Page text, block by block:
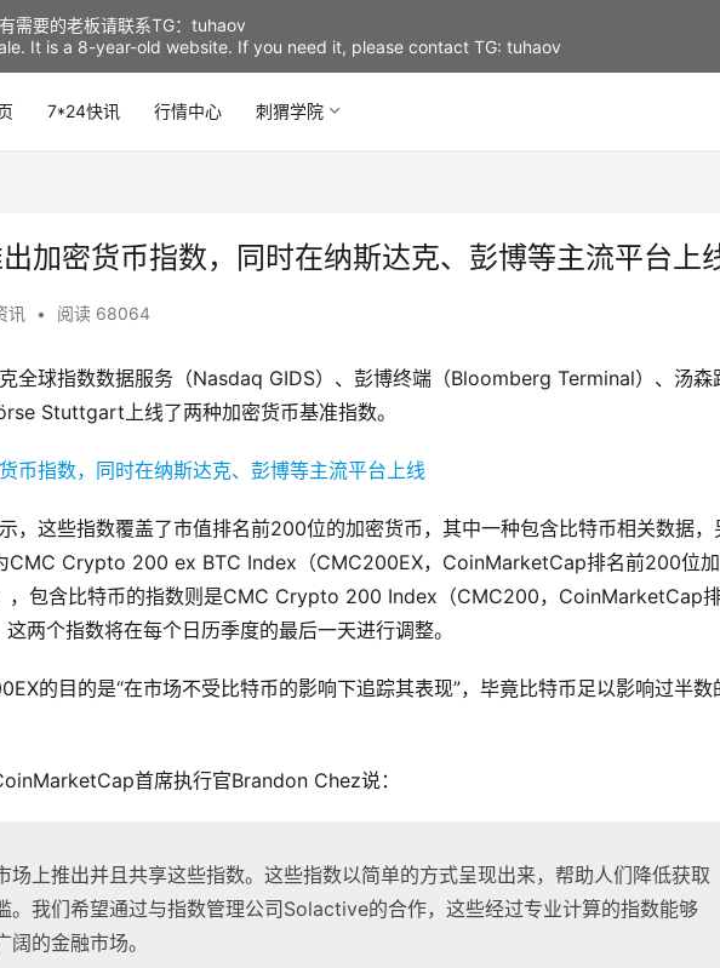
7*24快讯 行情中心 刺猬学院
加密货币指数，同时在纳斯达克、彭博等主流平台上
讯 • 阅读 68064
全球指数数据服务（Nasdaq GIDS）、彭博终端（Bloomberg Terminal）、汤森
Stuttgart上线了两种加密货币基准指数。
，这些指数覆盖了市值排名前200位的加密货币，其中一种包含比特币相关数据，
CMC Crypto 200 ex BTC Index（CMC200EX，CoinMarketCap排名前200位
，包含比特币的指数则是CMC Crypto 200 Index（CMC200，CoinMarketCap
两个指数将在每个日历季度的最后一天进行调整。
的目的是“在市场不受比特币的影响下追踪其表现”，毕竟比特币足以影响过半数
首席执行官Brandon Chez说：
场上推出并且共享这些指数。这些指数以简单的方式呈现出来，帮助人们降低获取
。我们希望通过与指数管理公司Solactive的合作，这些经过专业计算的指数能够
的金融市场。
需要的老板请联系TG：tuhaov
It is a 8-year-old website. If you need it, please contact TG: tuhaov